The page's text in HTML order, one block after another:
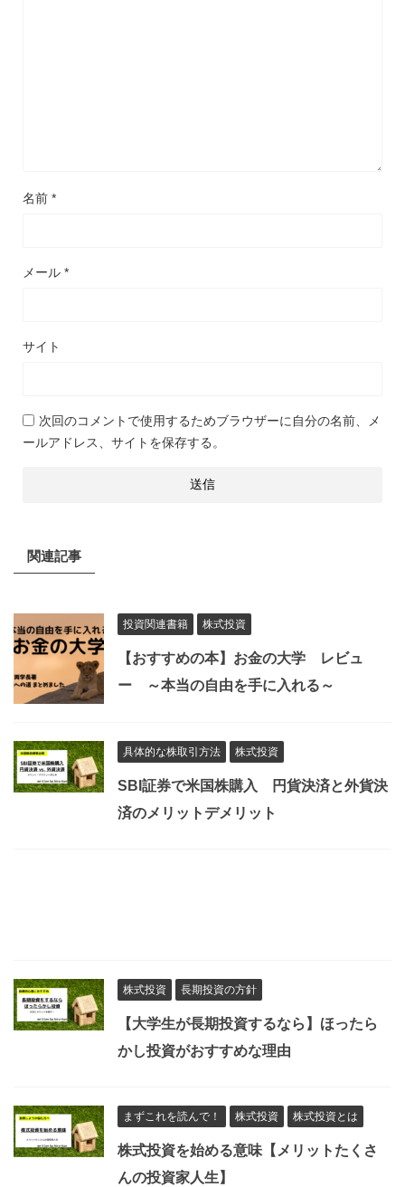
名前 *
メール *
サイト
次回のコメントで使用するためブラウザーに自分の名前、メ
ールアドレス、サイトを保存する。
関連記事
投資関連書籍 株式投資
【おすすめの本】お金の大学 レビュ
ー ～本当の自由を手に入れる～
具体的な株取引方法 株式投資
SBI証券で米国株購入 円貨決済と外貨決
済のメリットデメリット
株式投資 長期投資の方針
【大学生が長期投資するなら】ほったら
かし投資がおすすめな理由
まずこれを読んで！ 株式投資 株式投資とは
株式投資を始める意味【メリットたくさ
んの投資家人生】